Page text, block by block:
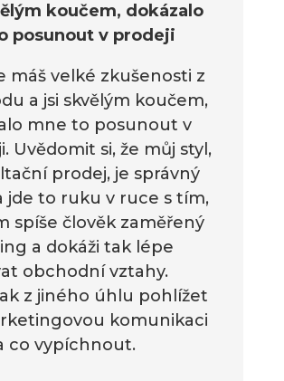
koučem, dokázalo
posunout v prodeji
máš velké zkušenosti z
a jsi skvělým koučem,
mne to posunout v
Uvědomit si, že můj styl,
prodej, je správný
jde to ruku v ruce s tím,
spíše člověk zaměřený
a dokáži tak lépe
obchodní vztahy.
z jiného úhlu pohlížet
komunikaci
co vypíchnout.